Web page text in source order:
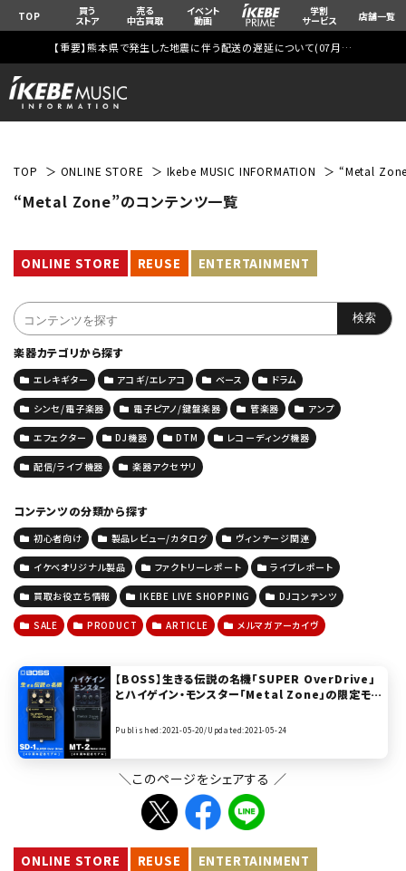
TOP 買う
ストア
売る
中古買取
イベント
動画
学割
サービス 店舗一覧
【重要】熊本県で発生した地震に伴う配送の遅延について(07月29日
TOP ONLINE STORE Ikebe MUSIC INFORMATION “Metal
“Metal Zone”のコンテンツ一覧
ONLINE STORE REUSE ENTERTAINMENT
楽器カテゴリから探す
エレキギター アコギ/エレアコ ベース ドラム
シンセ/電子楽器 電子ピアノ/鍵盤楽器 管楽器 アンプ
エフェクター DJ機器 DTM レコーディング機器
配信/ライブ機器 楽器アクセサリ
コンテンツの分類から探す
初心者向け 製品レビュー/カタログ ヴィンテージ関連
イケベオリジナル製品 ファクトリーレポート ライブレポート
買取お役立ち情報 IKEBE LIVE SHOPPING DJコンテンツ
SALE PRODUCT ARTICLE メルマガアーカイヴ
【BOSS】生きる伝説の名機「SUPER OverDrive」
とハイゲイン・モンスター「Metal Zone」の限定モデ
Published:2021-05-20/Updated:2021-05-24
＼このページをシェアする ／
ONLINE STORE REUSE ENTERTAINMENT